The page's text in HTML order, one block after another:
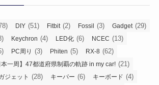
DIY (51) Fitbit(2) Fossil (3) Gadget(29)
Keychron (4) LED化 (6) NCEC (13)
PC周り (3) Phiten (5) RX-8 (62)
本一周】47都道府県制覇の軌跡 in my car! (21)
ジェット (28) キーパー (6) キーボード (4)